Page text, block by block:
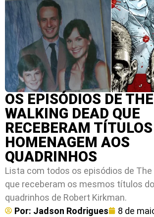
OS EPISÓDIOS DE THE
WALKING DEAD QUE
RECEBERAM
HOMENAGEM AOS
QUADRINHOS
Lista com todos os episódios de The
que receberam os mesmos títulos
quadrinhos de Robert Kirkman.
Por: Jadson Rodrigues
8 de